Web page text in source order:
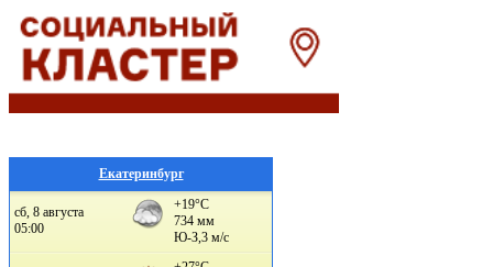
Екатеринбург